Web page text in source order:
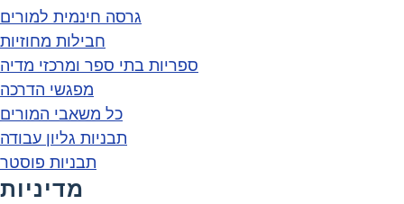
גרסה חינמית למורים
חבילות מחוזיות
ספריות בתי ספר ומרכזי מדיה
מפגשי הדרכה
כל משאבי המורים
תבניות גליון עבודה
תבניות פוסטר
מדיניות